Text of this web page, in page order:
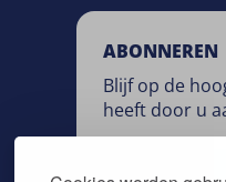
ABONNEREN
Blijf op de
heeft door u